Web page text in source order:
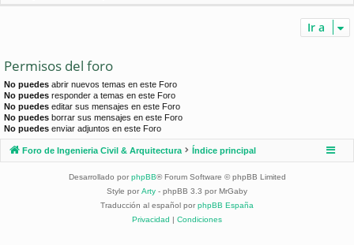
Ir a
Permisos del foro
No puedes abrir nuevos temas en este Foro
No puedes responder a temas en este Foro
No puedes editar sus mensajes en este Foro
No puedes borrar sus mensajes en este Foro
No puedes enviar adjuntos en este Foro
Foro de Ingenieria Civil & Arquitectura Índice principal
Desarrollado por phpBB® Forum Software © phpBB Limited
Style por Arty - phpBB 3.3 por MrGaby
Traducción al español por phpBB España
Privacidad | Condiciones